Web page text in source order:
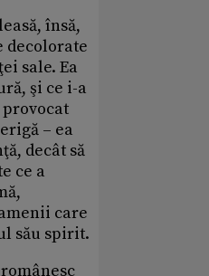
însă,
sale. Ea
şi ce i-a
provocat
– ea
decât să
ce a
care
său spirit.